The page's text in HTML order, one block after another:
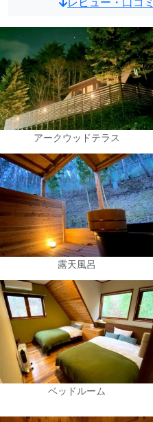
アークウッドテラス
露天風呂
ベッドルーム